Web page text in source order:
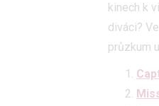
kinech k
diváci?
průzkum